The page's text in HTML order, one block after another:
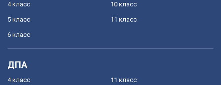
4 класс
5 класс
6 класс
10 класс
11 класс
ДПА
4 класс 11 класс